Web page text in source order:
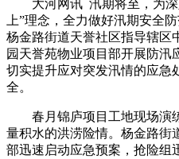
大河网讯 汛期将至，为
上”理念，全力做好汛期安全
杨金路街道天誉社区指导辖区
园天誉苑物业项目部开展防汛
切实提升应对突发汛情的应急
全。
春月锦庐项目工地现场演
量积水的洪涝险情。杨金路街
部迅速启动应急预案，抢险组